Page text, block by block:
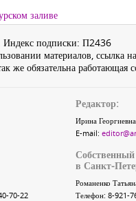
заливе
подписки: П2436
материалов, ссылка
же обязательна работающая
70-22
Редактор:
Ирина
E-mail:
в Санкт-
Романенко
Телефон: 8-921-